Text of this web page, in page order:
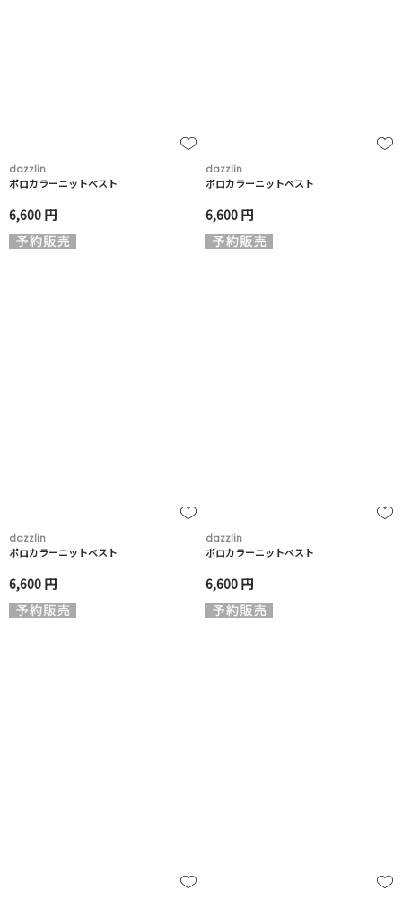
dazzlin
ポロカラーニットベスト
6,600 円
dazzlin
ポロカラーニットベスト
6,600 円
dazzlin
ポロカラーニットベスト
6,600 円
dazzlin
ポロカラーニットベスト
6,600 円